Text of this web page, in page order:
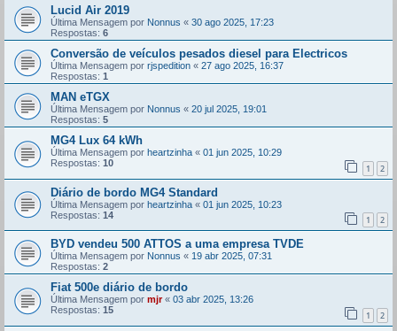
Lucid Air 2019
Última Mensagem por Nonnus « 30 ago 2025, 17:23
Respostas: 6
Conversão de veículos pesados diesel para Electricos
Última Mensagem por rjspedition « 27 ago 2025, 16:37
Respostas: 1
MAN eTGX
Última Mensagem por Nonnus « 20 jul 2025, 19:01
Respostas: 5
MG4 Lux 64 kWh
Última Mensagem por heartzinha « 01 jun 2025, 10:29
Respostas: 10 1 2
Diário de bordo MG4 Standard
Última Mensagem por heartzinha « 01 jun 2025, 10:23
Respostas: 14 1 2
BYD vendeu 500 ATTOS a uma empresa TVDE
Última Mensagem por Nonnus « 19 abr 2025, 07:31
Respostas: 2
Fiat 500e diário de bordo
Última Mensagem por mjr« 03 abr 2025, 13:26
Respostas: 15 1 2